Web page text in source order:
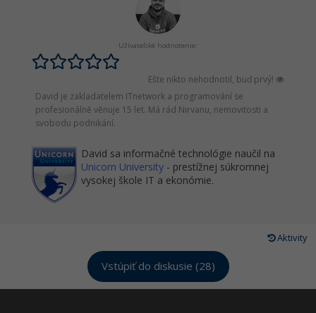
Užívateľské hodnotenie:
Ešte nikto nehodnotil, buď prvý!
David je zakladatelem ITnetwork a programování se
profesionálně věnuje 15 let. Má rád Nirvanu, nemovitosti a
svobodu podnikání.
David sa informačné technológie naučil na
Unicorn University - prestížnej súkromnej
vysokej škole IT a ekonómie.
Aktivity
Vstúpiť do diskusie (28)